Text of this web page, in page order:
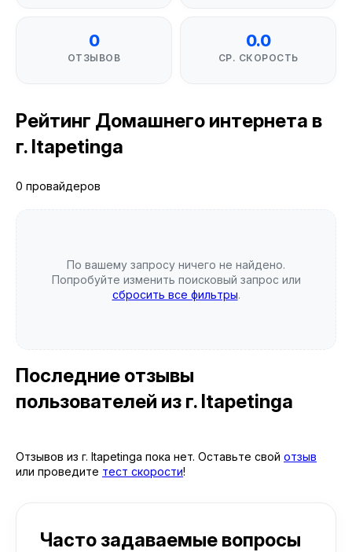
0
ОТЗЫВОВ
0.0
СР. СКОРОСТЬ
Рейтинг Домашнего интернета в
г. Itapetinga
0 провайдеров
По вашему запросу ничего не найдено.
Попробуйте изменить поисковый запрос или
сбросить все фильтры.
Последние отзывы
пользователей из г. Itapetinga
Отзывов из г. Itapetinga пока нет. Оставьте свой отзыв
или проведите тест скорости!
Часто задаваемые вопросы